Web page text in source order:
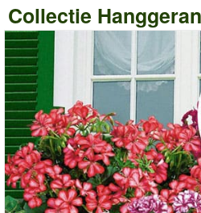
Collectie